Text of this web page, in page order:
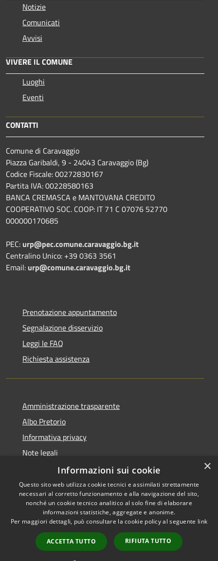
Notizie
Comunicati
Avvisi
VIVERE IL COMUNE
Luoghi
Eventi
CONTATTI
Comune di Caravaggio
Piazza Garibaldi, 9 - 24043 Caravaggio (Bg)
Codice Fiscale: 00272830167
Partita IVA: 00228580163
BANCA CREMASCA e MANTOVANA CREDITO
COOPERATIVO SOC. COOP: IT 71 C 07076 52770
000000170685
PEC: urp@pec.comune.caravaggio.bg.it
Centralino Unico: +39 0363 3561
Email: urp@comune.caravaggio.bg.it
Prenotazione appuntamento
Segnalazione disservizio
Leggi le FAQ
Richiesta assistenza
Amministrazione trasparente
Albo Pretorio
Informativa privacy
Note legali
Dichiarazione di accessibilità
RSS
Accessibilità
Copyright © 2026 • Comune di
Caravaggio • Powered by
Municipium•
Accesso
redazione
×
Informazioni sui cookie
Questo sito web utilizza cookie tecnici e assimilati strettamente
necessari al corretto funzionamento e alla navigazione del sito,
nonché un cookie tecnico analitico al solo fine di elaborare
informazioni statistiche, aggregate e anonime.
Per maggiori dettagli, può consultare la cookie policy al seguente link
ACCETTA TUTTO RIFIUTA TUTTO